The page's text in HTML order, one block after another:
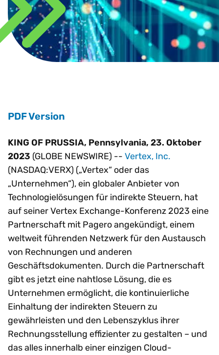
PDF Version
KING OF PRUSSIA, Pennsylvania, 23. Oktober
2023 (GLOBE NEWSWIRE) -- Vertex, Inc.
(NASDAQ:VERX) („Vertex“ oder das
„Unternehmen“), ein globaler Anbieter von
Technologielösungen für indirekte Steuern, hat
auf seiner Vertex Exchange-Konferenz 2023 eine
Partnerschaft mit Pagero angekündigt, einem
weltweit führenden Netzwerk für den Austausch
von Rechnungen und anderen
Geschäftsdokumenten. Durch die Partnerschaft
gibt es jetzt eine nahtlose Lösung, die es
Unternehmen ermöglicht, die kontinuierliche
Einhaltung der indirekten Steuern zu
gewährleisten und den Lebenszyklus ihrer
Rechnungsstellung effizienter zu gestalten – und
das alles innerhalb einer einzigen Cloud-